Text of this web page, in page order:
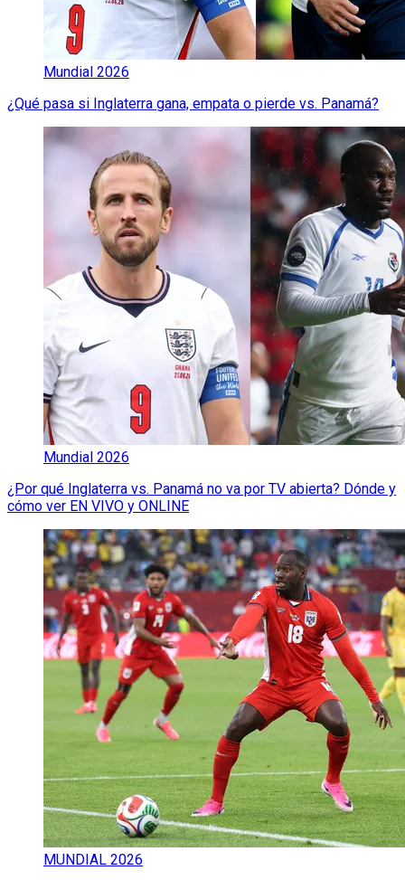
Mundial 2026
¿Qué pasa si Inglaterra gana, empata o pierde vs. Panamá?
Mundial 2026
¿Por qué Inglaterra vs. Panamá no va por TV abierta? Dónde y
cómo ver EN VIVO y ONLINE
MUNDIAL 2026